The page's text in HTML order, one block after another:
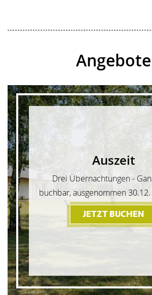
Angebote
Auszeit
Drei Übernachtungen -
buchbar, ausgenommen
JETZT BUCHEN